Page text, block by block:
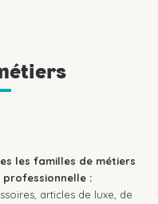
les familles de métiers
:
articles de luxe, de